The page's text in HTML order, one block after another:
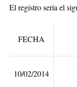
El registro seria el
FECHA
10/02/2014